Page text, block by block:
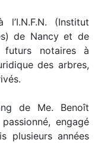
(Institut
de Nancy et de
futurs notaires à
des arbres,
de Me. Benoît
engagé
plusieurs années